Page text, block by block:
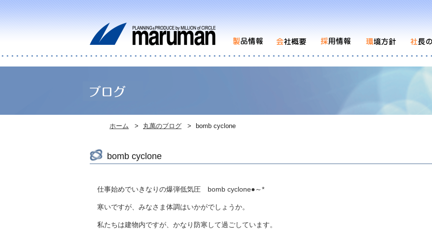
ホーム 丸萬のブログ bomb cyclone
bomb cyclone
仕事始めでいきなりの爆弾低気圧 bomb cyclone●～*
寒いですが、みなさま体調はいかがでしょうか。
私たちは建物内ですが、かなり防寒して過ごしています。